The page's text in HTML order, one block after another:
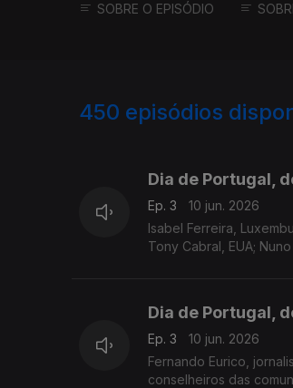
SOBRE O EPISÓDIO
450 episódios
Dia de Portugal,
Ep. 3
10 jun. 2026
Isabel Ferreira,
Tony Cabral, EUA;
Dia de Portugal,
Ep. 3
10 jun. 2026
Fernando Eurico,
conselheiros das